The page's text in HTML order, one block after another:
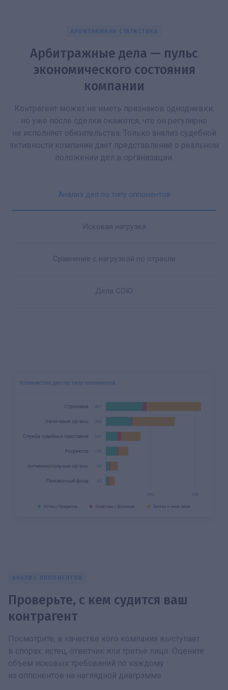
АРБИТРАЖНАЯ СТАТИСТИКА
Арбитражные дела — пульс
экономического состояния
компании
Контрагент может не иметь признаков однодневки,
но уже после сделки окажется, что он регулярно
не исполняет обязательства. Только анализ судебной
активности компании дает представление о реальном
положении дел в организации.
Анализ дел по типу оппонентов
Исковая нагрузка
Сравнение с нагрузкой по отрасли
Дела СОЮ
АНАЛИЗ ОППОНЕНТОВ
Проверьте, с кем судится ваш
контрагент
Посмотрите, в качестве кого компания выступает
в спорах: истец, ответчик или третье лицо. Оцените
объем исковых требований по каждому
из оппонентов на наглядной диаграмме.